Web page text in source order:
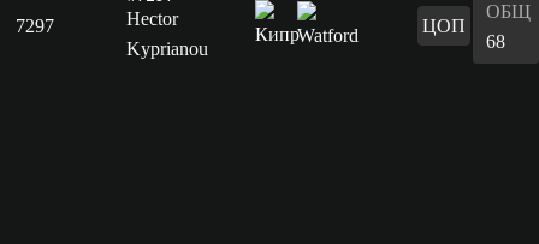
7297
Hector
Kyprianou
ЦОП
ОБЩ
68